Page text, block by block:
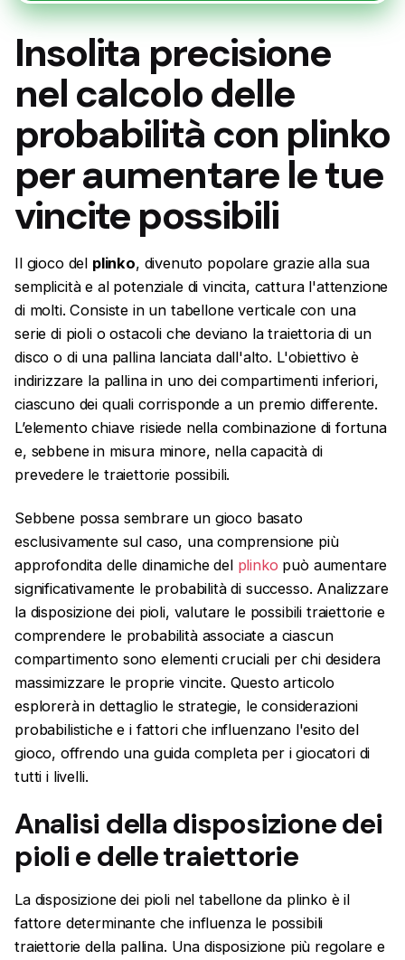
Insolita precisione
nel calcolo delle
probabilità con plinko
per aumentare le tue
vincite possibili
Il gioco del plinko, divenuto popolare grazie alla sua
semplicità e al potenziale di vincita, cattura l'attenzione
di molti. Consiste in un tabellone verticale con una
serie di pioli o ostacoli che deviano la traiettoria di un
disco o di una pallina lanciata dall'alto. L'obiettivo è
indirizzare la pallina in uno dei compartimenti inferiori,
ciascuno dei quali corrisponde a un premio differente.
L’elemento chiave risiede nella combinazione di fortuna
e, sebbene in misura minore, nella capacità di
prevedere le traiettorie possibili.
Sebbene possa sembrare un gioco basato
esclusivamente sul caso, una comprensione più
approfondita delle dinamiche del plinko può aumentare
significativamente le probabilità di successo. Analizzare
la disposizione dei pioli, valutare le possibili traiettorie e
comprendere le probabilità associate a ciascun
compartimento sono elementi cruciali per chi desidera
massimizzare le proprie vincite. Questo articolo
esplorerà in dettaglio le strategie, le considerazioni
probabilistiche e i fattori che influenzano l'esito del
gioco, offrendo una guida completa per i giocatori di
tutti i livelli.
Analisi della disposizione dei
pioli e delle traiettorie
La disposizione dei pioli nel tabellone da plinko è il
fattore determinante che influenza le possibili
traiettorie della pallina. Una disposizione più regolare e